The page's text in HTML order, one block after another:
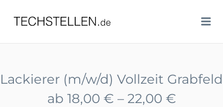
TECHSTELLEN.DE
Lackierer (m/w/d) Vollzeit Grabfeld
ab 18,00 € – 22,00 €